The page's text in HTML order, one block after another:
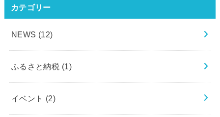
カテゴリー
NEWS (12)
ふるさと納税 (1)
イベント (2)